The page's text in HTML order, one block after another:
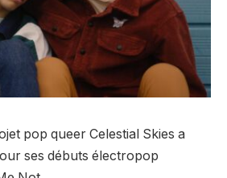
pop queer Celestial Skies a
ses débuts électropop